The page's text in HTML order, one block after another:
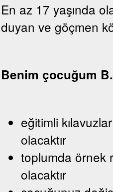
En az 17 yaşında
duyan ve göçmen
Benim çocuğum
eğitimli
olacaktır
toplumda örnek
olacaktır